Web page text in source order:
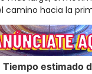
camino hacia la
Tiempo estimado